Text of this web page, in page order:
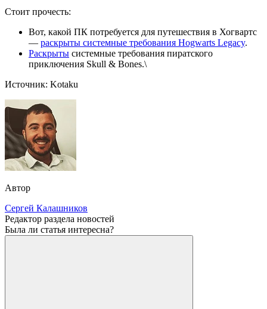
Стоит прочесть:
Вот, какой ПК потребуется для путешествия в Хогвартс
— раскрыты системные требования Hogwarts Legacy.
Раскрыты системные требования пиратского
приключения Skull & Bones.\
Источник: Kotaku
Автор
Сергей Калашников
Редактор раздела новостей
Была ли статья интересна?